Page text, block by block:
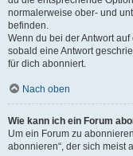
normalerweise ober- und
befinden.
Wenn du bei der Antwort
sobald eine Antwort
für dich abonniert.
Nach oben
Wie kann ich ein Forum
Um ein Forum zu
abonnieren“, der sich meist